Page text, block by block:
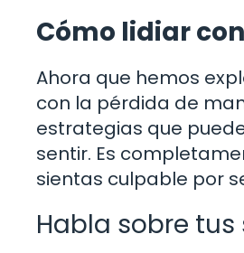
Cómo lidiar
Ahora que hemos
con la pérdida de
estrategias que
sentir. Es
sientas culpable por
Habla sobre